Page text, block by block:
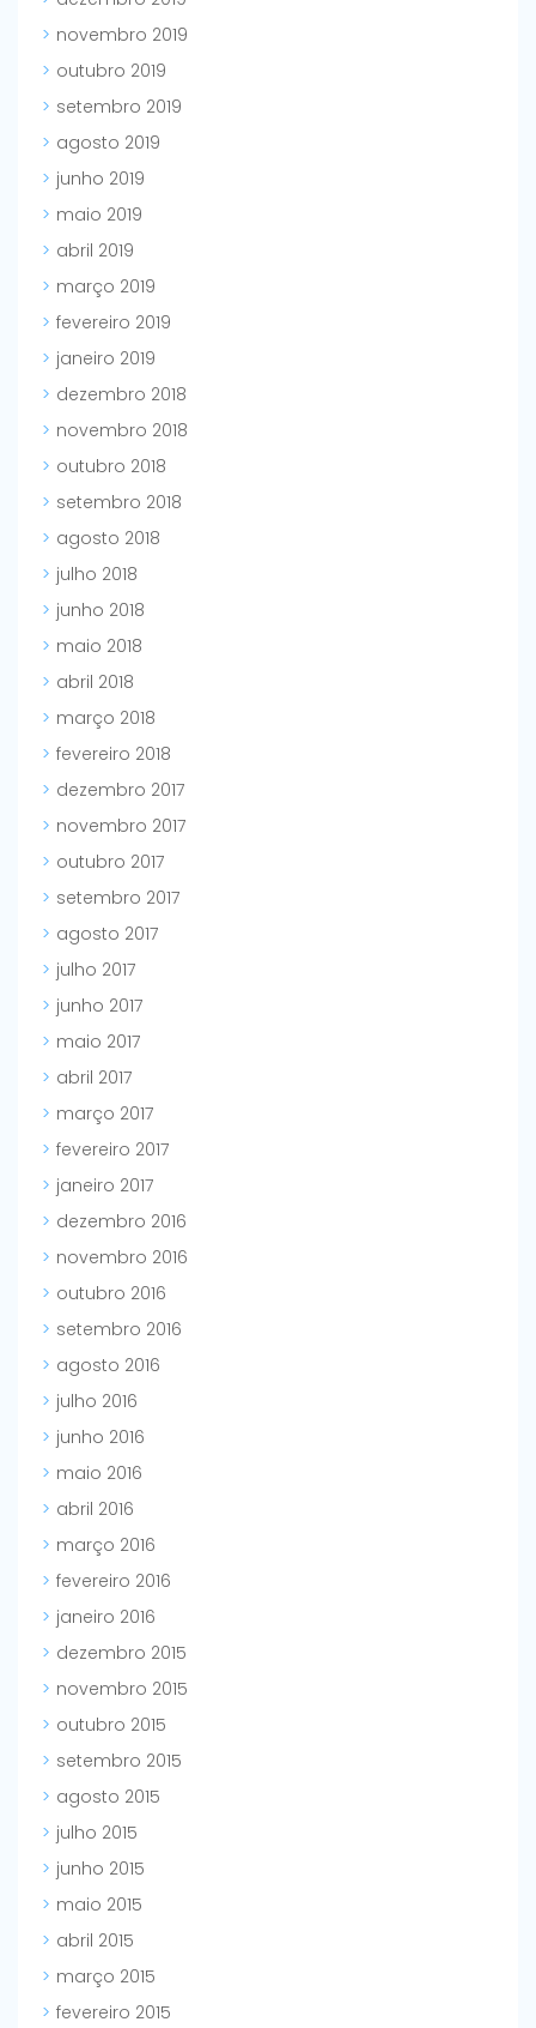
novembro 2019
outubro 2019
setembro 2019
agosto 2019
junho 2019
maio 2019
abril 2019
março 2019
fevereiro 2019
janeiro 2019
dezembro 2018
novembro 2018
outubro 2018
setembro 2018
agosto 2018
julho 2018
junho 2018
maio 2018
abril 2018
março 2018
fevereiro 2018
dezembro 2017
novembro 2017
outubro 2017
setembro 2017
agosto 2017
julho 2017
junho 2017
maio 2017
abril 2017
março 2017
fevereiro 2017
janeiro 2017
dezembro 2016
novembro 2016
outubro 2016
setembro 2016
agosto 2016
julho 2016
junho 2016
maio 2016
abril 2016
março 2016
fevereiro 2016
janeiro 2016
dezembro 2015
novembro 2015
outubro 2015
setembro 2015
agosto 2015
julho 2015
junho 2015
maio 2015
abril 2015
março 2015
fevereiro 2015